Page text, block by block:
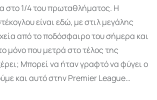
στο 1/4 του πρωταθλήματος. Η
είναι εδώ, με στιλ μεγάλης
από το ποδόσφαιρο του σήμερα και
μόνο που μετρά στο τέλος της
Μπορεί να ήταν γραφτό να φύγει ο
και αυτό στην Premier League…